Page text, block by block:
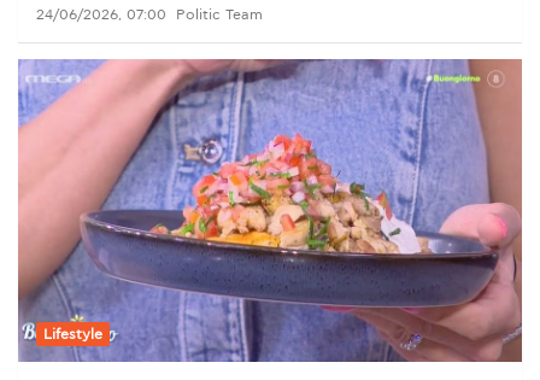
24/06/2026, 07:00 Politic Team
Lifestyle